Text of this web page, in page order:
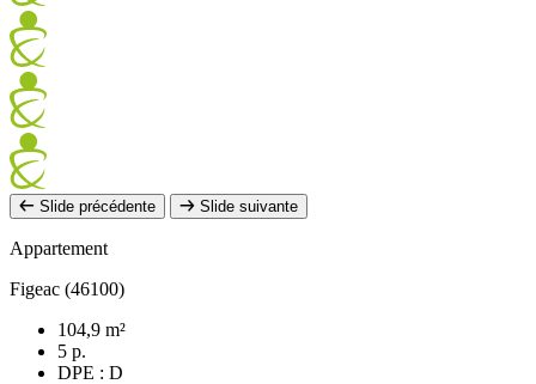
Slide précédente Slide suivante
Appartement
Figeac (46100)
104,9 m²
5 p.
DPE : D